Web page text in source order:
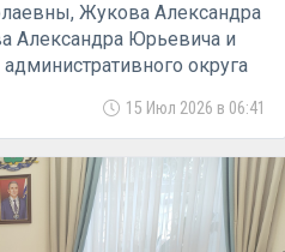
Жукова Александра
Александра Юрьевича и
округа
С одной стороны
герою Советского Союза,
Ивану Ивановичу.
15 Июл 2026 в 06:41